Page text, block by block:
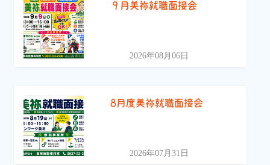
９月美祢就職面接会
2026年08月06日
8月度美祢就職面接会
2026年07月31日